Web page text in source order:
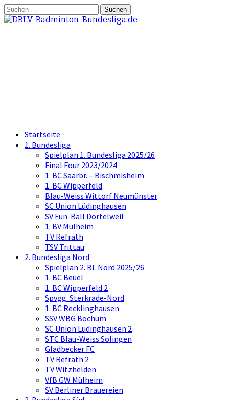
Springe
zum
Suchen
nach:
Startseite
1. Bundesliga
Spielplan 1. Bundesliga 2025/26
Final Four 2023/2024
1. BC Saarbr. – Bischmisheim
1. BC Wipperfeld
Blau-Weiss Wittorf Neumünster
SC Union Lüdinghausen
SV Fun-Ball Dortelweil
1. BV Mülheim
TV Refrath
TSV Trittau
2. Bundesliga Nord
Spielplan 2. BL Nord 2025/26
1. BC Beuel
1. BC Wipperfeld 2
Spvgg. Sterkrade-Nord
1. BC Recklinghausen
SSV WBG Bochum
SC Union Lüdinghausen 2
STC Blau-Weiss Solingen
Gladbecker FC
TV Refrath 2
TV Witzhelden
VfB GW Mülheim
SV Berliner Brauereien